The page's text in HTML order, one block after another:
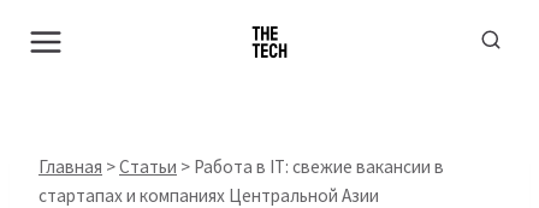
Главная >Статьи > Работа в IT: свежие вакансии в
стартапах и компаниях Центральной Азии